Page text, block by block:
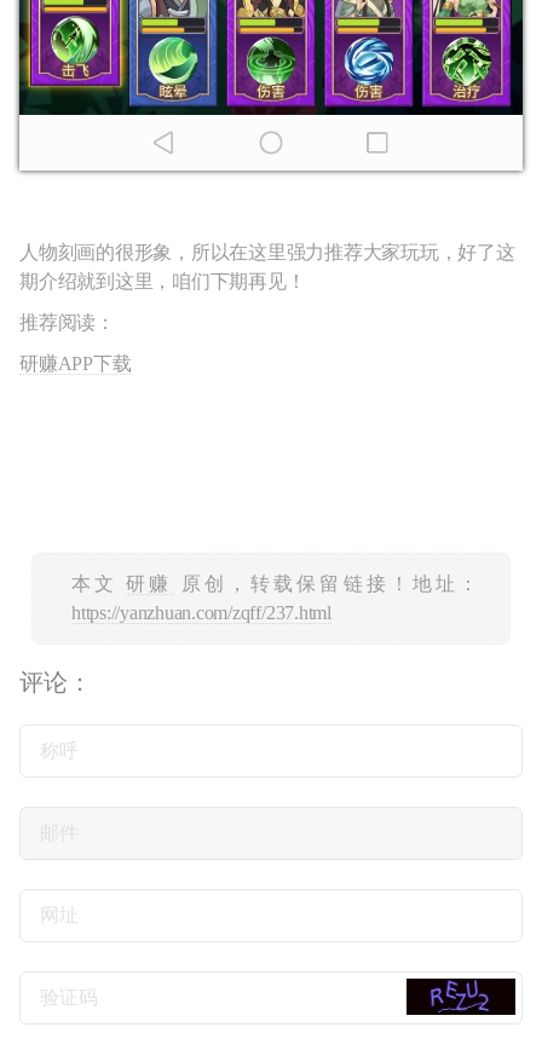
人物刻画的很形象，所以在这里强力推荐大家玩玩，好了这
期介绍就到这里，咱们下期再见！
推荐阅读：
研赚APP下载
本文研赚
原创，转载保留链接！地址：
https://yanzhuan.com/zqff/237.html
评论：